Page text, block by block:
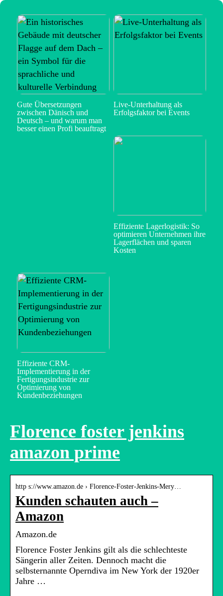
Gute Übersetzungen
zwischen Dänisch und
Deutsch – und warum man
besser einen Profi beauftragt
Live-Unterhaltung als
Erfolgsfaktor bei Events
Effiziente Lagerlogistik: So
optimieren Unternehmen ihre
Lagerflächen und sparen
Kosten
Effiziente CRM-
Implementierung in der
Fertigungsindustrie zur
Optimierung von
Kundenbeziehungen
Florence foster jenkins
amazon prime
http s://www.amazon.de › Florence-Foster-Jenkins-Mery…
Kunden schauten auch –
Amazon
Amazon.de
Florence Foster Jenkins gilt als die schlechteste
Sängerin aller Zeiten. Dennoch macht die
selbsternannte Operndiva im New York der 1920er
Jahre …